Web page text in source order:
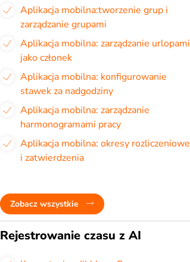
Aplikacja mobilna:tworzenie grup i
zarządzanie grupami
Aplikacja mobilna: zarządzanie urlopami
jako członek
Aplikacja mobilna: konfigurowanie
stawek za nadgodziny
Aplikacja mobilna: zarządzanie
harmonogramami pracy
Aplikacja mobilna: okresy rozliczeniowe
i zatwierdzenia
Zobacz wszystkie
Rejestrowanie czasu z AI